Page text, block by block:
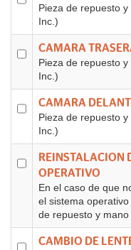
Pieza de repuesto
Inc.)
CAMARA
Pieza de repuesto
Inc.)
CAMARA
Pieza de repuesto
Inc.)
REINSTALACION
OPERATIVO
En el caso de que
el sistema
de repuesto y mano
CAMBIO DE